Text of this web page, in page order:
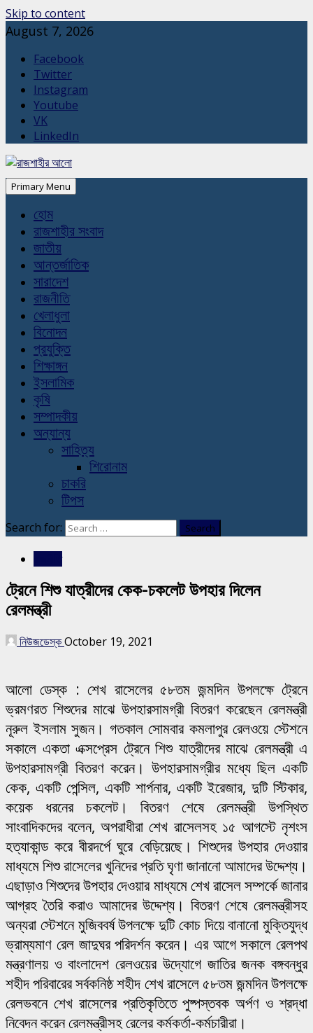
Skip to content
August 7, 2026
Facebook
Twitter
Instagram
Youtube
VK
LinkedIn
Primary Menu
হোম
রাজশাহীর সংবাদ
জাতীয়
আন্তর্জাতিক
সারাদেশ
রাজনীতি
খেলাধুলা
বিনোদন
প্রযুক্তি
শিক্ষাঙ্গন
ইসলামিক
কৃষি
সম্পাদকীয়
অন্যান্য
সাহিত্য
শিরোনাম
চাকরি
টিপস
Search for:
ট্রেনে শিশু যাত্রীদের কেক-চকলেট উপহার দিলেন
রেলমন্ত্রী
নিউজডেস্কOctober 19, 2021
আলো ডেস্ক : শেখ রাসেলের ৫৮তম জন্মদিন উপলক্ষে ট্রেনে
ভ্রমণরত শিশুদের মাঝে উপহারসামগ্রী বিতরণ করেছেন রেলমন্ত্রী
নূরুল ইসলাম সুজন। গতকাল সোমবার কমলাপুর রেলওয়ে স্টেশনে
সকালে একতা এক্সপ্রেস ট্রেনে শিশু যাত্রীদের মাঝে রেলমন্ত্রী এ
উপহারসামগ্রী বিতরণ করেন। উপহারসামগ্রীর মধ্যে ছিল একটি
কেক, একটি পেন্সিল, একটি শার্পনার, একটি ইরেজার, দুটি স্টিকার,
কয়েক ধরনের চকলেট। বিতরণ শেষে রেলমন্ত্রী উপস্থিত
সাংবাদিকদের বলেন, অপরাধীরা শেখ রাসেলসহ ১৫ আগস্টে নৃশংস
হত্যাকান্ড করে বীরদর্পে ঘুরে বেড়িয়েছে। শিশুদের উপহার দেওয়ার
মাধ্যমে শিশু রাসেলের খুনিদের প্রতি ঘৃণা জানানো আমাদের উদ্দেশ্য।
এছাড়াও শিশুদের উপহার দেওয়ার মাধ্যমে শেখ রাসেল সম্পর্কে জানার
আগ্রহ তৈরি করাও আমাদের উদ্দেশ্য। বিতরণ শেষে রেলমন্ত্রীসহ
অন্যরা স্টেশনে মুজিববর্ষ উপলক্ষে দুটি কোচ দিয়ে বানানো মুক্তিযুদ্ধ
ভ্রাম্যমাণ রেল জাদুঘর পরিদর্শন করেন। এর আগে সকালে রেলপথ
মন্ত্রণালয় ও বাংলাদেশ রেলওয়ের উদ্যোগে জাতির জনক বঙ্গবন্ধুর
শহীদ পরিবারের সর্বকনিষ্ঠ শহীদ শেখ রাসেলে ৫৮তম জন্মদিন উপলক্ষে
রেলভবনে শেখ রাসেলের প্রতিকৃতিতে পুষ্পস্তবক অর্পণ ও শ্রদ্ধা
নিবেদন করেন রেলমন্ত্রীসহ রেলের কর্মকর্তা-কর্মচারীরা।